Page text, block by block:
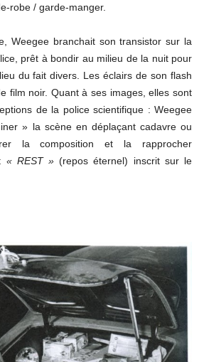
robe / garde-manger.
Weegee branchait son transistor sur la
prêt à bondir au milieu de la nuit pour
du fait divers. Les éclairs de son flash
film noir. Quant à ses images, elles sont
de la police scientifique : Weegee
» la scène en déplaçant cadavre ou
la composition et la rapprocher
« REST » (repos éternel) inscrit sur le